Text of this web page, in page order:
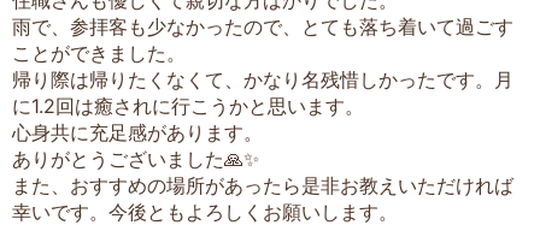
雨で、参拝客も少なかったので、とても落ち着いて過ごす
ことができました。
帰り際は帰りたくなくて、かなり名残惜しかったです。月
に1.2回は癒されに行こうかと思います。
心身共に充足感があります。
ありがとうございました🙏✨
また、おすすめの場所があったら是非お教えいただければ
幸いです。今後ともよろしくお願いします。